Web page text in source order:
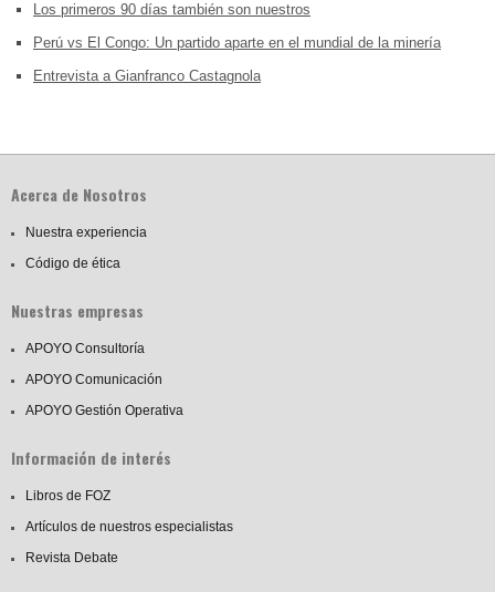
Los primeros 90 días también son nuestros
Perú vs El Congo: Un partido aparte en el mundial de la minería
Entrevista a Gianfranco Castagnola
Acerca de Nosotros
Nuestra experiencia
Código de ética
Nuestras empresas
APOYO Consultoría
APOYO Comunicación
APOYO Gestión Operativa
Información de interés
Libros de FOZ
Artículos de nuestros especialistas
Revista Debate